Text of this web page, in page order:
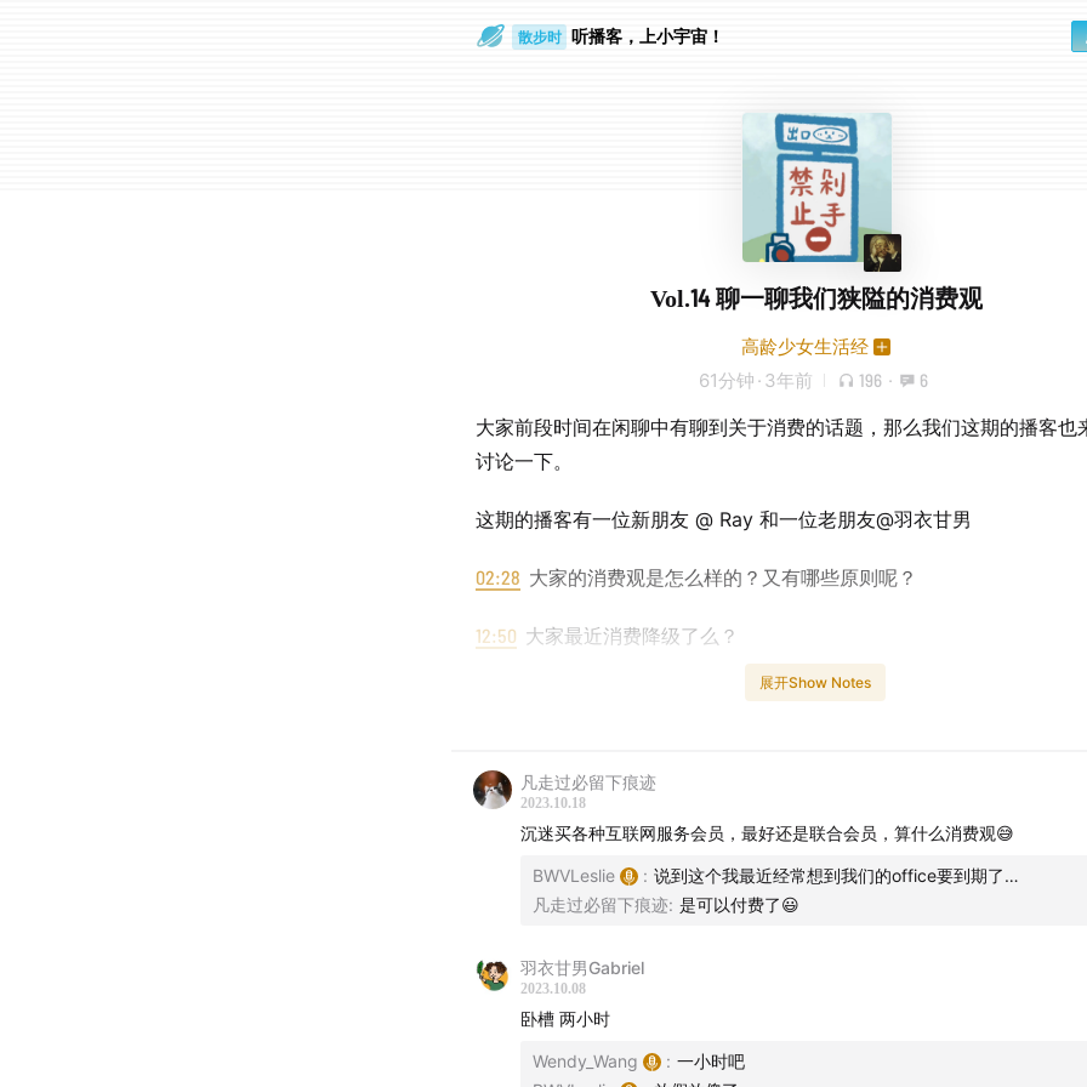
散步时 听播客，上小宇宙！
Vol.14 聊一聊我们狭隘的消费观
高龄少女生活经
61分钟 · 3年前 196 · 6
大家前段时间在闲聊中有聊到关于消费的话题，那么我们这期的播客也
讨论一下。
这期的播客有一位新朋友 @ Ray 和一位老朋友@羽衣甘男
02:28 大家的消费观是怎么样的？又有哪些原则呢？
12:50 大家最近消费降级了么？
现在的消费观是如何形成的？
31:41 有经历被消费主义带偏过吗
可以接受分期贷款么？
57:47 购买过最值得的东西是什么？
展开Show Notes
凡走过必留下痕迹
2023.10.18
沉迷买各种互联网服务会员，最好还是联合会员，算什么消费观😅
BWVLeslie : 说到这个我最近经常想到我们的office要到期了…
凡走过必留下痕迹: 是可以付费了😃
羽衣甘男Gabriel
2023.10.08
卧槽 两小时
Wendy_Wang : 一小时吧